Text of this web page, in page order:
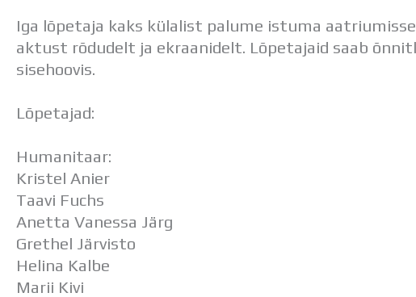
Iga lõpetaja kaks külalist palume istuma
aktust rõdudelt ja ekraanidelt. Lõpetajaid saab
sisehoovis.
Lõpetajad:
Humanitaar:
Kristel Anier
Taavi Fuchs
Anetta Vanessa Järg
Grethel Järvisto
Helina Kalbe
Marii Kivi